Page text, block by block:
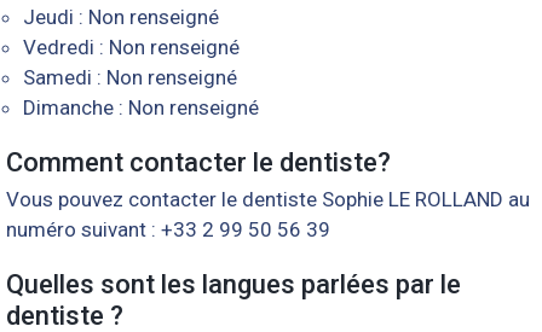
Jeudi : Non renseigné
Vedredi : Non renseigné
Samedi : Non renseigné
Dimanche : Non renseigné
Comment contacter le dentiste?
Vous pouvez contacter le dentiste Sophie LE ROLLAND au
numéro suivant : +33 2 99 50 56 39
Quelles sont les langues parlées par le
dentiste ?